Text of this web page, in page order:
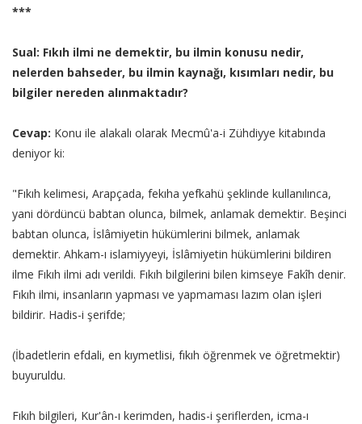
***
Sual: Fıkıh ilmi ne demektir, bu ilmin konusu nedir,
nelerden bahseder, bu ilmin kaynağı, kısımları nedir, bu
bilgiler nereden alınmaktadır?
Cevap: Konu ile alakalı olarak Mecmû'a-i Zühdiyye kitabında
deniyor ki:
"Fıkıh kelimesi, Arapçada, fekıha yefkahü şeklinde kullanılınca,
yani dördüncü babtan olunca, bilmek, anlamak demektir. Beşinci
babtan olunca, İslâmiyetin hükümlerini bilmek, anlamak
demektir. Ahkam-ı islamiyyeyi, İslâmiyetin hükümlerini bildiren
ilme Fıkıh ilmi adı verildi. Fıkıh bilgilerini bilen kimseye Fakîh denir.
Fıkıh ilmi, insanların yapması ve yapmaması lazım olan işleri
bildirir. Hadis-i şerifde;
(İbadetlerin efdali, en kıymetlisi, fıkıh öğrenmek ve öğretmektir)
buyuruldu.
Fıkıh bilgileri, Kur'ân-ı kerimden, hadis-i şeriflerden, icma-ı